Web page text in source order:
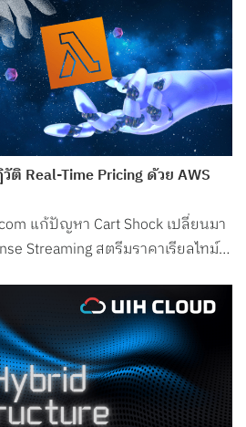
Real-Time Pricing ด้วย AWS
แก้ปัญหา Cart Shock เปลี่ยนมา
Streaming สตรีมราคาเรียลไทม์